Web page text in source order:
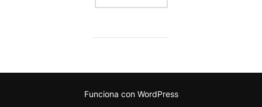
Funciona con WordPress